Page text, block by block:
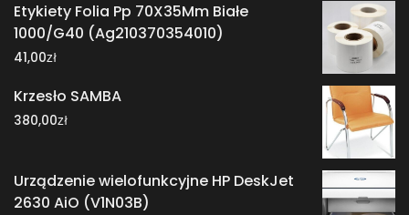
Etykiety Folia Pp 70X35Mm Białe
1000/G40 (Ag210370354010)
41,00zł
Krzesło SAMBA
380,00zł
Urządzenie wielofunkcyjne HP DeskJet
2630 AiO (V1N03B)